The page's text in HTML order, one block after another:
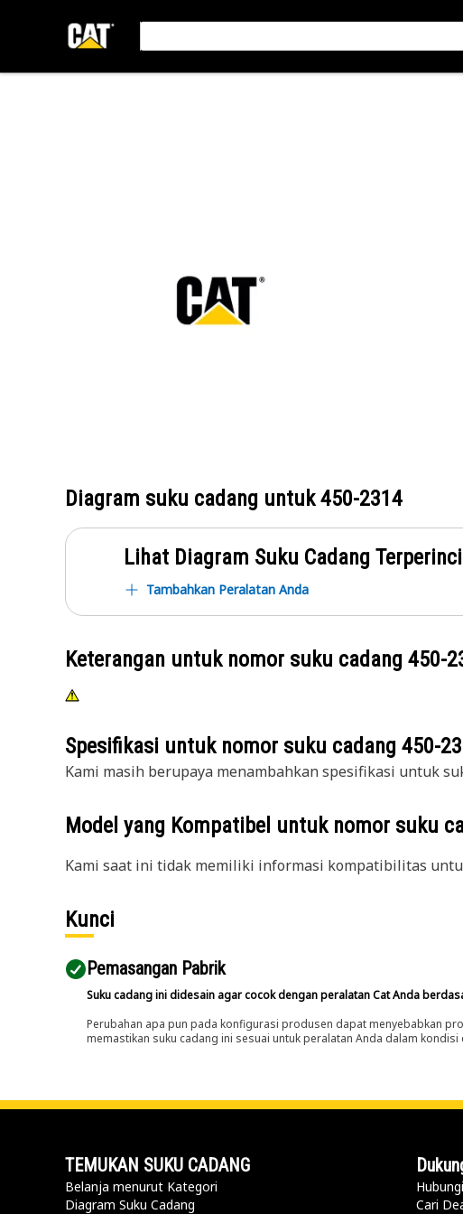
Diagram suku cadang untuk450-2314
Lihat Diagram Suku Cadang Terperinci
Tambahkan Peralatan Anda
Keterangan untuk nomor suku cadang 450-
Spesifikasi untuk nomor suku cadang 450-
Kami masih berupaya menambahkan spesifikasi untuk
Model yang Kompatibel untuk nomor suku
Kami saat ini tidak memiliki informasi kompatibilitas
Kunci
Pemasangan Pabrik
Suku cadang ini didesain agar cocok dengan peralatan Cat Anda
Perubahan apa pun pada konfigurasi produsen dapat menyebabkan
memastikan suku cadang ini sesuai untuk peralatan Anda dalam
TEMUKAN SUKU CADANG
Belanja menurut Kategori
Diagram Suku Cadang
Cari